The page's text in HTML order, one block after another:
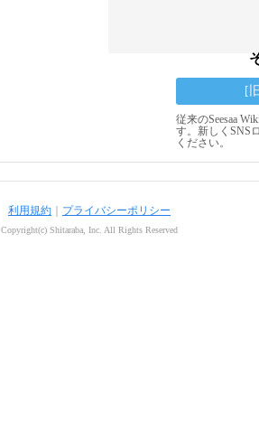
[
従来のSeesaa
す。新しくSNS
ください。
利用規約 プライバシーポリシー
Copyright(c) Shitaraba, Inc. All Rights Reserved